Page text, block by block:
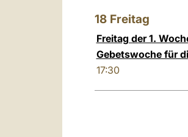
18 Freitag
Freitag der 1.
Gebetswoche für
17:30